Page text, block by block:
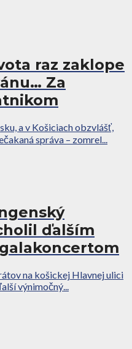
raz zaklope
Za
a v Košiciach obzvlášť,
správa – zomrel...
ďalším
na košickej Hlavnej ulici
výnimočný...